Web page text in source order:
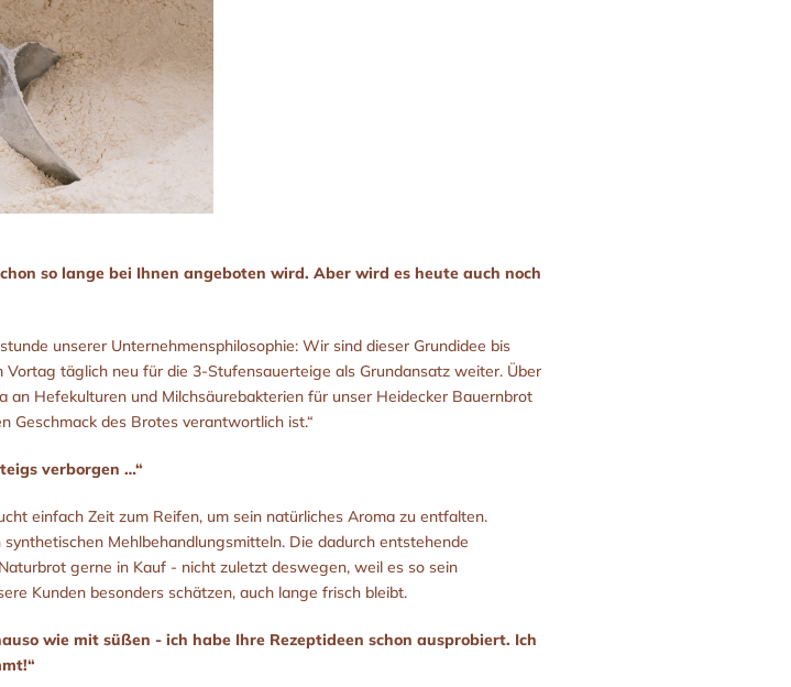
so lange bei Ihnen angeboten wird. Aber wird es heute auch noch
unserer Unternehmensphilosophie: Wir sind dieser Grundidee bis
täglich neu für die 3-Stufensauerteige als Grundansatz weiter. Über
Hefekulturen und Milchsäurebakterien für unser Heidecker Bauernbrot
Geschmack des Brotes verantwortlich ist.“
verborgen …“
einfach Zeit zum Reifen, um sein natürliches Aroma zu entfalten.
Mehlbehandlungsmitteln. Die dadurch entstehende
gerne in Kauf - nicht zuletzt deswegen, weil es so sein
Kunden besonders schätzen, auch lange frisch bleibt.
wie mit süßen - ich habe Ihre Rezeptideen schon ausprobiert. Ich